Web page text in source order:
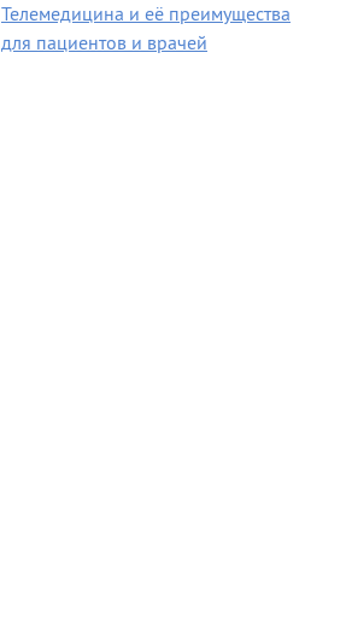
Телемедицина и её преимущества
для пациентов и врачей